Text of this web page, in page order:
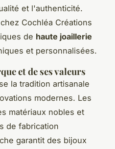
et l'authenticité.
chez Cochléa Créations
de haute joaillerie
et personnalisées.
et de ses valeurs
la tradition artisanale
modernes. Les
matériaux nobles et
de fabrication
garantit des bijoux